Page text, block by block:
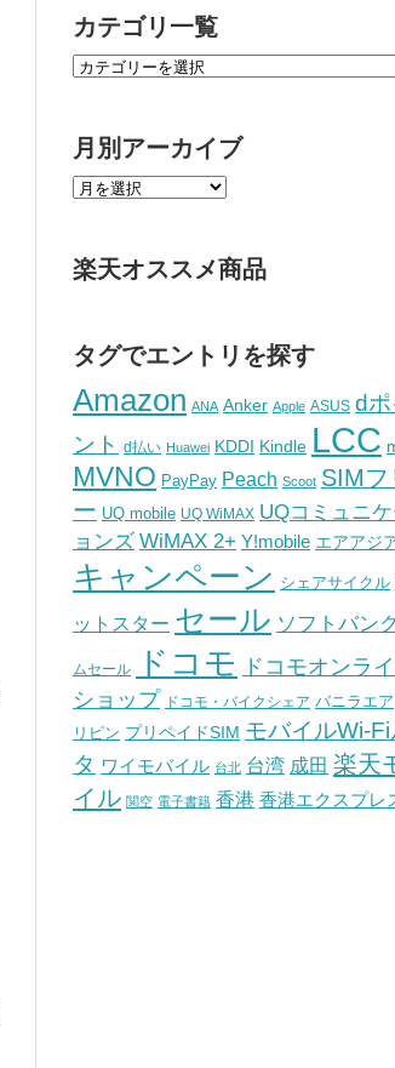
カテゴリ一覧
月別アーカイブ
楽天オススメ商品
タグでエントリを探す
Amazon ANA Anker Apple ASUS dポ
ント
d払い Huawei KDDI Kindle LCC
MVNO PayPay Peach Scoot SIMフ
ー UQ mobile UQ WiMAX UQコミュニ
ョンズ WiMAX 2+ Y!mobile エアアジ
キャンペーン シェアサイクル
ットスター セール ソフトバンク
ムセール ドコモ
ドコモオンラ
ショップ ドコモ・バイクシェア バニラエア
リピン プリペイドSIM モバイルWi-Fi
タ ワイモバイル 台北 台湾 成田 楽天
イル 関空 電子書籍 香港 香港エクスプレ